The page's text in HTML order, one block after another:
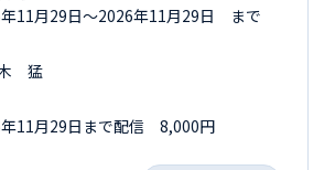
11月29日〜2026年11月29日 まで
猛
11月29日まで配信 8,000円